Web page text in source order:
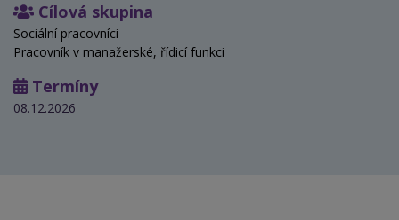
Cílová skupina
Sociální pracovníci
Pracovník v manažerské, řídicí funkci
Termíny
08.12.2026